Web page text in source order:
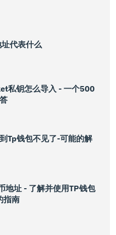
代表什么
私钥怎么导入 - 一个500
tp钱包不见了-可能的解
地址 - 了解并使用TP钱包
指南